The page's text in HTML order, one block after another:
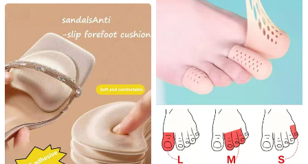
스타일 유형: 여러 가지 빛깔의 / 색: 10개의 타원형
لقد وجدتبعض هذهالمنتجات في
أوصيبها بشدة حلوووووووجداا حبيت
شكرا👍🏻👍🏻👍🏻👍🏻☺️
😘😘😘😘😘😘😘😘👍🏻كلشي
حلووووووووووووووووو😘😘😘😘😘😘😘😘😘😘😘😘😘😘😘😘😘😘
😘😘😘😘😘😘😘😘😘😘😘😘😘😘😘😘😘😘😘😘😘😘😘😘😘😘😘
😘😘😘😘😘😘😘😘😘😘😘😘😘😘🤍🤍🤍🤍🤍🤍🤍🤍🤍🤍🤍🤍🤍🤍
🤍🤍🤍🤍🤍🤍🤍🤍🤍🤍🤍🤍🤍🤍🤍🤍🤍🤍🤍🤍🤍🤍🤍
❤️❤️❤️❤️❤️❤️
❤️❤️❤️❤️❤️❤️❤️❤️❤️❤️❤️❤️❤️❤️❤️❤️❤️❤️❤️❤️❤️❤️❤️❤️😘😘👍🏻👍🏻👍🏻
😘😘❤️❤️❤️❤️😘😘
🤍🤍🤍🤍🤍🤍🤍🤍🤍🤍🤍🤍🤍🤍🤍🤍🤍🤍🤍👍🏻
👍🏻👍🏻👍🏻👍🏻👍🏻👍🏻👍🏻👍🏻👍🏻👍🏻👍🏻👍🏻👍🏻👍🏻
T***F 스타일 유형: 여러 가지 빛깔의 / 색: 10개의 타원형
حلو وعملي باللبس
도움이 됨 (0)